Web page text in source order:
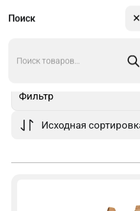
Поиск ✕
6800в Алматы
Фильтр